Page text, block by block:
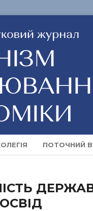
ПОТОЧНИЙ